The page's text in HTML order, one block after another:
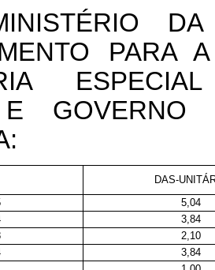
DA
PARA
E GOVERNO
DAS-
5,04
3,84
2,10
3,84